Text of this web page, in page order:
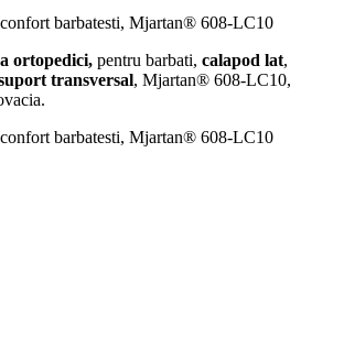
ortopedici, pentru barbati, calapod lat,
transversal, Mjartan® 608-LC10,